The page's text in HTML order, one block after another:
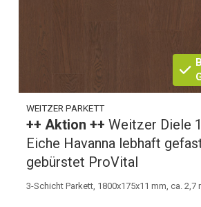
WEITZER PARKETT
++ Aktion ++Weitzer Diele
Eiche Havanna lebhaft
gebürstet ProVital
3-Schicht Parkett, 1800x175x11 mm, ca.